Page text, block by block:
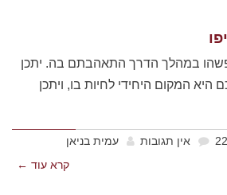
במהלך הדרך התאהבתם בה. יתכן
המקום היחידי לחיות בו, ויתכן
אין תגובות
עמית בניאן
קרא עוד ←